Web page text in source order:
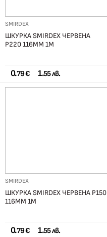
SMIRDEX
ШКУРКА SMIRDEX ЧЕРВЕНА
Р220 116ММ 1М
0.79 € 1.55 лв.
SMIRDEX
ШКУРКА SMIRDEX ЧЕРВЕНА Р150
116ММ 1М
0.79 € 1.55 лв.